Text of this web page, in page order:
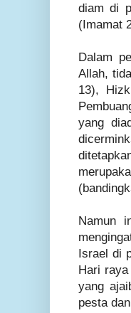
diam di
(Imamat
Dalam
Allah,
13),
yang
Namun
Israel di
Hari
yang
pesta